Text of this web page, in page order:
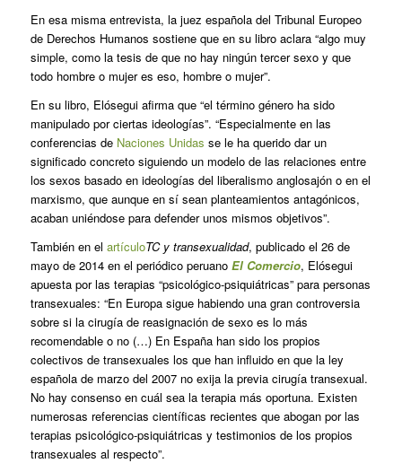
En esa misma entrevista, la juez española del Tribunal Europeo
de Derechos Humanos sostiene que en su libro aclara “algo muy
simple, como la tesis de que no hay ningún tercer sexo y que
todo hombre o mujer es eso, hombre o mujer”.
En su libro, Elósegui afirma que “el término género ha sido
manipulado por ciertas ideologías”. “Especialmente en las
conferencias de Naciones Unidas se le ha querido dar un
significado concreto siguiendo un modelo de las relaciones entre
los sexos basado en ideologías del liberalismo anglosajón o en el
marxismo, que aunque en sí sean planteamientos antagónicos,
acaban uniéndose para defender unos mismos objetivos”.
También en el artículoTC y transexualidad, publicado el 26 de
mayo de 2014 en el periódico peruano El Comercio, Elósegui
apuesta por las terapias “psicológico-psiquiátricas” para personas
transexuales: “En Europa sigue habiendo una gran controversia
sobre si la cirugía de reasignación de sexo es lo más
recomendable o no (…) En España han sido los propios
colectivos de transexuales los que han influido en que la ley
española de marzo del 2007 no exija la previa cirugía transexual.
No hay consenso en cuál sea la terapia más oportuna. Existen
numerosas referencias científicas recientes que abogan por las
terapias psicológico-psiquiátricas y testimonios de los propios
transexuales al respecto”.